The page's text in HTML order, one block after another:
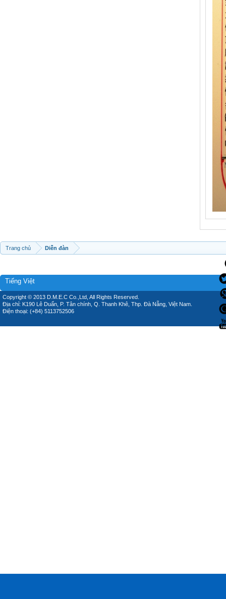
Trang chủ Diễn đàn
Tiếng Việt
Copyright © 2013 D.M.E.C Co.,Ltd, All Rights Reserved.
Địa chỉ: K190 Lê Duẩn, P. Tân chính, Q. Thanh Khê, Thp. Đà Nẵng, Việt Nam.
Điện thoại: (+84) 5113752506